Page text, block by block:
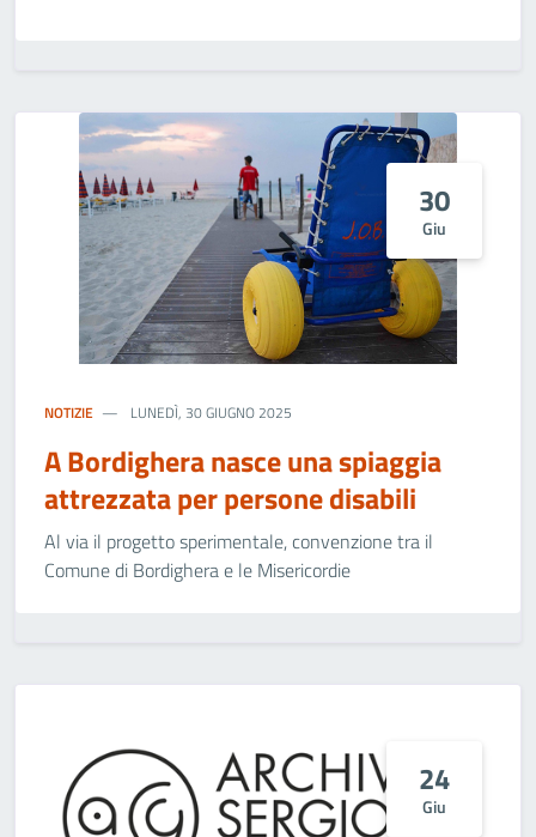
30
Giu
NOTIZIE LUNEDÌ, 30 GIUGNO 2025
A Bordighera nasce una spiaggia
attrezzata per persone disabili
Al via il progetto sperimentale, convenzione tra il
Comune di Bordighera e le Misericordie
24
Giu